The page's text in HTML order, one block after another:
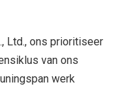
Ltd., ons prioritiseer
van ons
werk